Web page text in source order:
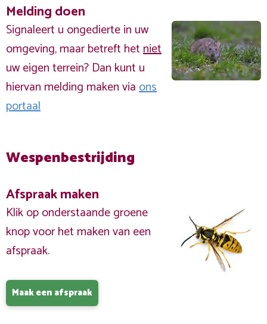
Melding doen
Signaleert u ongedierte in uw
omgeving, maar betreft hetniet
uw eigen terrein? Dan kunt u
hiervan melding maken viaons
portaal
Wespenbestrijding
Afspraak maken
Klik op onderstaande groene
knop voor het maken van een
afspraak.
Maak een afspraak